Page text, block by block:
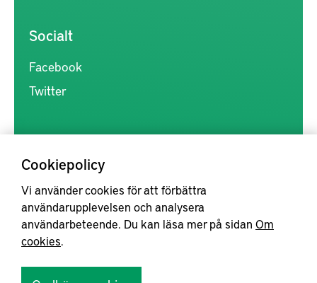
Cookiepolicy
Vi använder cookies för att förbättra
användarupplevelsen och analysera
användarbeteende. Du kan läsa mer på sidan Om
cookies.
Socialt
Facebook
Twitter
Kunskapsförmedlingen är en samlingsplats för svensk forskning
inom produkt- och produktionsutveckling, med syftet att göra
forskningsresultat mer tillgängliga för industrin, samt att stärka
samverkan mellan högskolor, institut och näringsliv.